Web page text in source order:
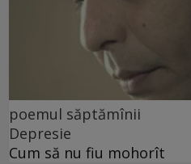
poemul săptămînii
Depresie
Cum să nu fiu mohorît